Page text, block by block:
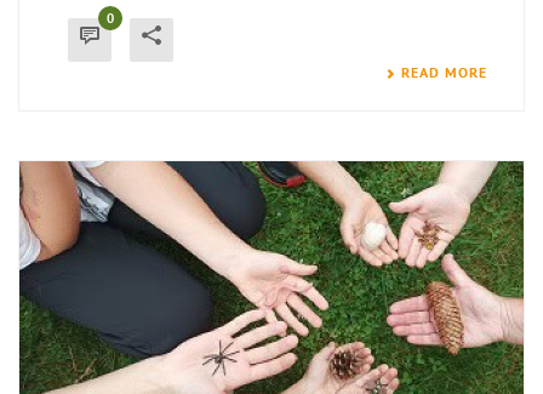
0
READ MORE